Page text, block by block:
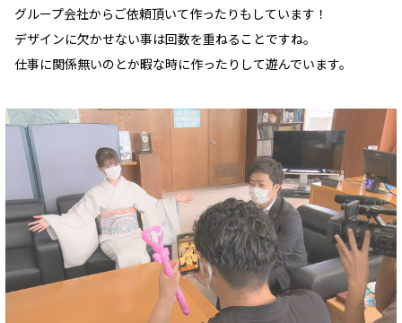
グループ会社からご依頼頂いて作ったりもしています！
デザインに欠かせない事は回数を重ねることですね。
仕事に関係無いのとか暇な時に作ったりして遊んでいます。